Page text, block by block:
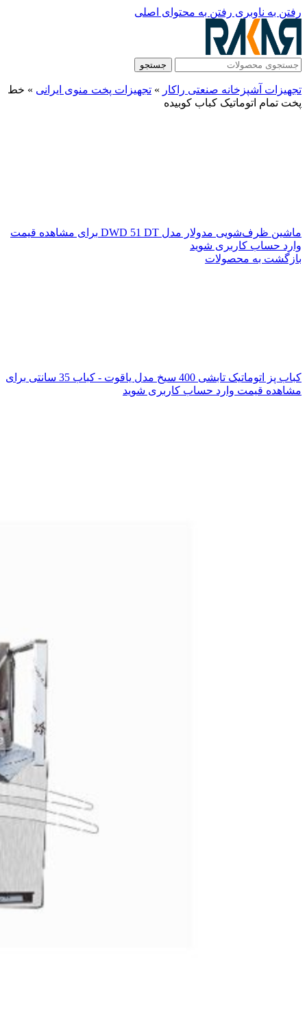
رفتن به ناوبری رفتن به محتوای اصلی
جستجو
تجهیزات آشپزخانه صنعتی راکار » تجهیزات پخت منوی ایرانی » خط
پخت تمام اتوماتیک کباب کوبیده
ماشین ظرف‌شویی مدولار مدل DWD 51 DT
برای مشاهده قیمت
وارد حساب کاربری شوید
بازگشت به محصولات
کباب پز اتوماتیک تابشی 400 سیخ مدل یاقوت - کباب 35 سانتی
برای
مشاهده قیمت وارد حساب کاربری شوید